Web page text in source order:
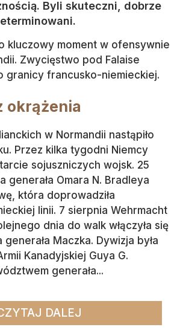
Byli skuteczni, dobrze
kluczowy moment w ofensywnie
Zwycięstwo pod Falaise
granicy francusko-niemieckiej.
okrążenia
w Normandii nastąpiło
Przez kilka tygodni Niemcy
sojuszniczych wojsk. 25
generała Omara N. Bradleya
która doprowadziła
linii. 7 sierpnia Wehrmacht
dnia do walk włączyła się
generała Maczka. Dywizja była
Kanadyjskiej Guya G.
generała...
DALEJ